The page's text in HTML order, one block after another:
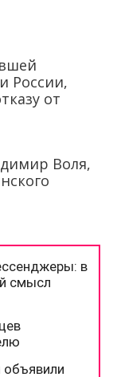
России,
от
Воля,